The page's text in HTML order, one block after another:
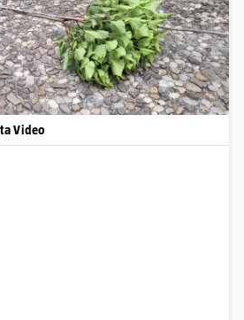
Video